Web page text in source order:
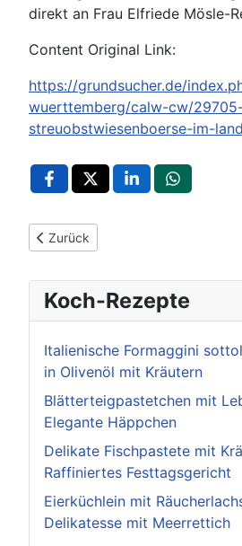
direkt an Frau Elfriede Mösle-
Content Original Link:
https://grundsucher.de/
wuerttemberg/calw-cw/
streuobstwiesenboerse-im-
Vorheriger Beitrag: ANNEMARIE
Zurück
Koch-Rezepte
Italienische Formaggini
in Olivenöl mit Kräutern
Blätterteigpastetchen mit
Elegante Häppchen
Delikate Fischpastete mit
Raffiniertes Festtagsgericht
Eierküchlein mit
Delikatesse mit Meerrettich